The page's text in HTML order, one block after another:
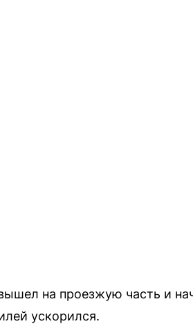
на проезжую часть и
ускорился.